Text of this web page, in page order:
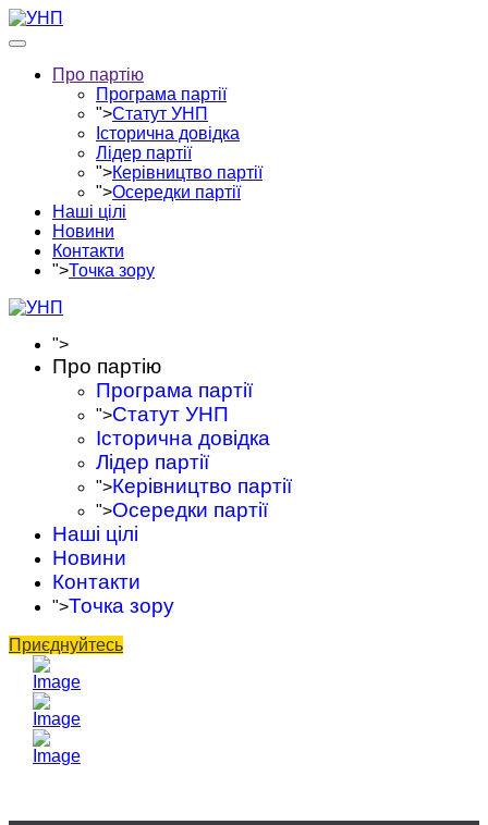
Про партію
Програма партії
">Статут УНП
Історична довідка
Лідер партії
">Керівництво партії
">Осередки партії
Наші цілі
Новини
Контакти
">Точка зору
">
Про партію
Програма партії
">Статут УНП
Історична довідка
Лідер партії
">Керівництво партії
">Осередки партії
Наші цілі
Новини
Контакти
">Точка зору
Приєднуйтесь